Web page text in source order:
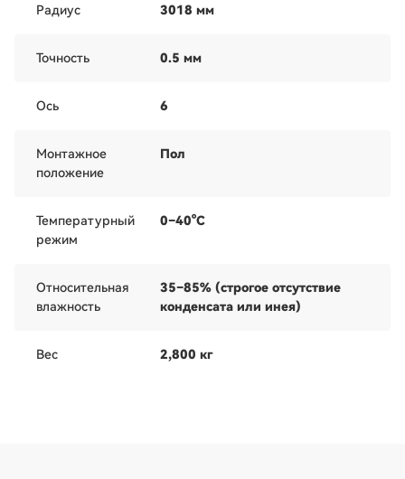
Радиус 3018 мм
Точность 0.5 мм
Ось 6
Монтажное
положение
Пол
Температурный
режим
0–40°C
Относительная
влажность
35–85% (строгое отсутствие
конденсата или инея)
Вес 2,800 кг